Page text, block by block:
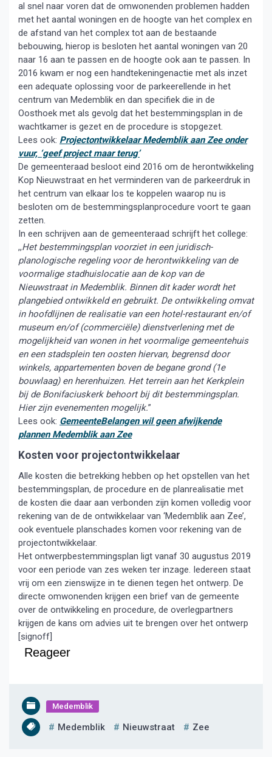
al snel naar voren dat de omwonenden problemen hadden
met het aantal woningen en de hoogte van het complex en
de afstand van het complex tot aan de bestaande
bebouwing, hierop is besloten het aantal woningen van 20
naar 16 aan te passen en de hoogte ook aan te passen. In
2016 kwam er nog een handtekeningenactie met als inzet
een adequate oplossing voor de parkeerellende in het
centrum van Medemblik en dan specifiek die in de
Oosthoek met als gevolg dat het bestemmingsplan in de
wachtkamer is gezet en de procedure is stopgezet.
Lees ook: Projectontwikkelaar Medemblik aan Zee onder
vuur, ‘geef project maar terug’
De gemeenteraad besloot eind 2016 om de herontwikkeling
Kop Nieuwstraat en het verminderen van de parkeerdruk in
het centrum van elkaar los te koppelen waarop nu is
besloten om de bestemmingsplanprocedure voort te gaan
zetten.
In een schrijven aan de gemeenteraad schrijft het college:
,,Het bestemmingsplan voorziet in een juridisch-
planologische regeling voor de herontwikkeling van de
voormalige stadhuislocatie aan de kop van de
Nieuwstraat in Medemblik. Binnen dit kader wordt het
plangebied ontwikkeld en gebruikt. De ontwikkeling omvat
in hoofdlijnen de realisatie van een hotel-restaurant en/of
museum en/of (commerciële) dienstverlening met de
mogelijkheid van wonen in het voormalige gemeentehuis
en een stadsplein ten oosten hiervan, begrensd door
winkels, appartementen boven de begane grond (1e
bouwlaag) en herenhuizen. Het terrein aan het Kerkplein
bij de Bonifaciuskerk behoort bij dit bestemmingsplan.
Hier zijn evenementen mogelijk.”
Lees ook: GemeenteBelangen wil geen afwijkende
plannen Medemblik aan Zee
Kosten voor projectontwikkelaar
Alle kosten die betrekking hebben op het opstellen van het
bestemmingsplan, de procedure en de planrealisatie met
de kosten die daar aan verbonden zijn komen volledig voor
rekening van de de ontwikkelaar van ‘Medemblik aan Zee’,
ook eventuele planschades komen voor rekening van de
projectontwikkelaar.
Het ontwerpbestemmingsplan ligt vanaf 30 augustus 2019
voor een periode van zes weken ter inzage. Iedereen staat
vrij om een zienswijze in te dienen tegen het ontwerp. De
directe omwonenden krijgen een brief van de gemeente
over de ontwikkeling en procedure, de overlegpartners
krijgen de kans om advies uit te brengen over het ontwerp
[signoff]
Reageer
Medemblik
Medemblik Nieuwstraat Zee